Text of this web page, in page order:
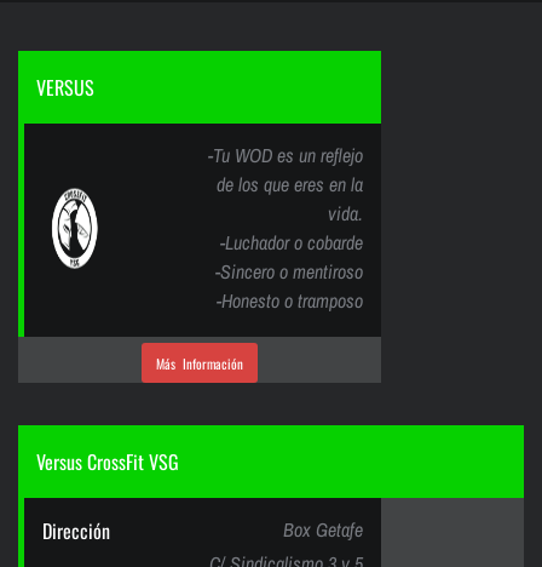
VERSUS
-Tu WOD es un reflejo
de los que eres en la
vida.
-Luchador o cobarde
-Sincero o mentiroso
-Honesto o tramposo
Más Información
Versus CrossFit VSG
Dirección
Box Getafe